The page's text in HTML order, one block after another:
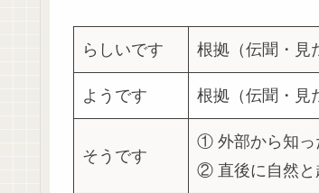
らしいです 根拠（伝聞・見
ようです 根拠（伝聞・見
そうです
① 外部から知っ
② 直後に自然と